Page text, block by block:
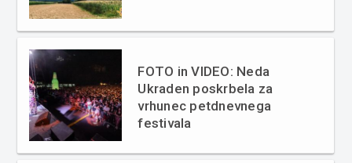
FOTO in VIDEO: Neda
Ukraden poskrbela za
vrhunec petdnevnega
festivala